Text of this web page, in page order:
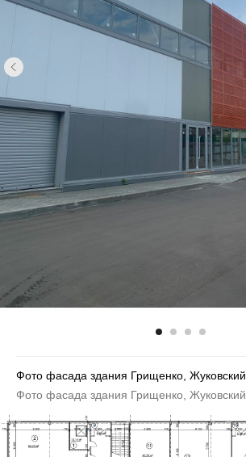
Фото фасада здания Грищенко, Жуковский
Фото фасада здания Грищенко, Жуковский